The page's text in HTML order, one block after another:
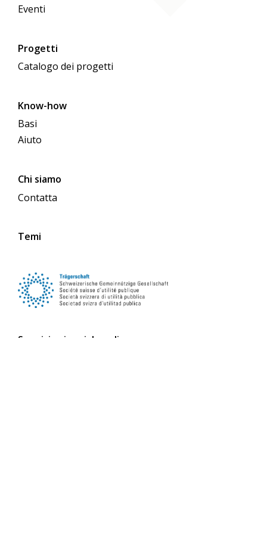
Eventi
Progetti
Catalogo dei progetti
Know-how
Basi
Aiuto
Chi siamo
Contatta
Temi
Seguici sui social media